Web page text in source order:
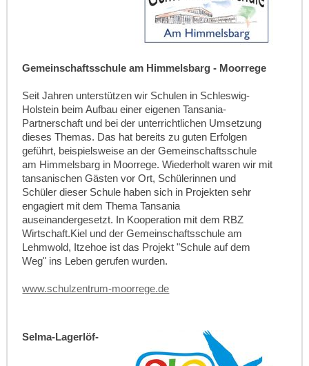
Gemeinschaftsschule am Himmelsbarg - Moorrege
Seit Jahren unterstützen wir Schulen in Schleswig-
Holstein beim Aufbau einer eigenen Tansania-
Partnerschaft und bei der unterrichtlichen Umsetzung
dieses Themas. Das hat bereits zu guten Erfolgen
geführt, beispielsweise an der Gemeinschaftsschule
am Himmelsbarg in Moorrege. Wiederholt waren wir mit
tansanischen Gästen vor Ort, Schülerinnen und
Schüler dieser Schule haben sich in Projekten sehr
engagiert mit dem Thema Tansania
auseinandergesetzt. In Kooperation mit dem RBZ
Wirtschaft.Kiel und der Gemeinschaftsschule am
Lehmwold, Itzehoe ist das Projekt "Schule auf dem
Weg" ins Leben gerufen wurden.
www.schulzentrum-moorrege.de
Selma-Lagerlöf-